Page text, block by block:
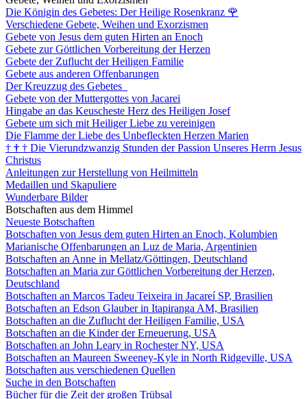
Die Königin des Gebetes: Der Heilige Rosenkranz 🌹
Verschiedene Gebete, Weihen und Exorzismen
Gebete von Jesus dem guten Hirten an Enoch
Gebete zur Göttlichen Vorbereitung der Herzen
Gebete der Zuflucht der Heiligen Familie
Gebete aus anderen Offenbarungen
Der Kreuzzug des Gebetes
Gebete von der Muttergottes von Jacarei
Hingabe an das Keuscheste Herz des Heiligen Josef
Gebete um sich mit Heiliger Liebe zu vereinigen
Die Flamme der Liebe des Unbefleckten Herzen Marien
† † † Die Vierundzwanzig Stunden der Passion Unseres Herrn Jesus
Christus
Anleitungen zur Herstellung von Heilmitteln
Medaillen und Skapuliere
Wunderbare Bilder
Botschaften aus dem Himmel
Neueste Botschaften
Botschaften von Jesus dem guten Hirten an Enoch, Kolumbien
Marianische Offenbarungen an Luz de Maria, Argentinien
Botschaften an Anne in Mellatz/Göttingen, Deutschland
Botschaften an Maria zur Göttlichen Vorbereitung der Herzen,
Deutschland
Botschaften an Marcos Tadeu Teixeira in Jacareí SP, Brasilien
Botschaften an Edson Glauber in Itapiranga AM, Brasilien
Botschaften an die Zuflucht der Heiligen Familie, USA
Botschaften an die Kinder der Erneuerung, USA
Botschaften an John Leary in Rochester NY, USA
Botschaften an Maureen Sweeney-Kyle in North Ridgeville, USA
Botschaften aus verschiedenen Quellen
Suche in den Botschaften
Bücher für die Zeit der großen Trübsal